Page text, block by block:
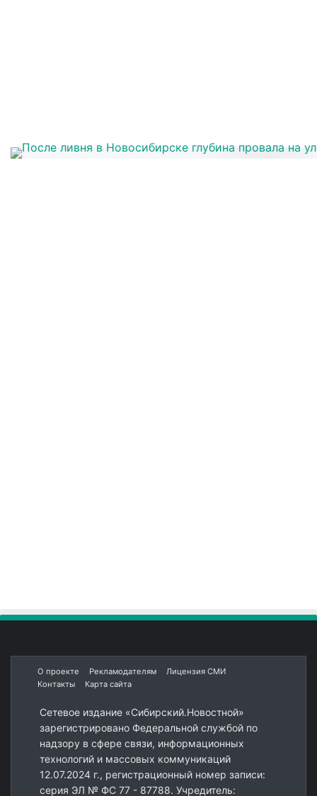
О проекте Рекламодателям
Лицензия СМИ
Контакты
Карта сайта
Сетевое издание «Сибирский.Новостной»
зарегистрировано Федеральной службой по
надзору в сфере связи, информационных
технологий и массовых коммуникаций
12.07.2024 г., регистрационный номер записи:
серия ЭЛ № ФС 77 - 87788. Учредитель: